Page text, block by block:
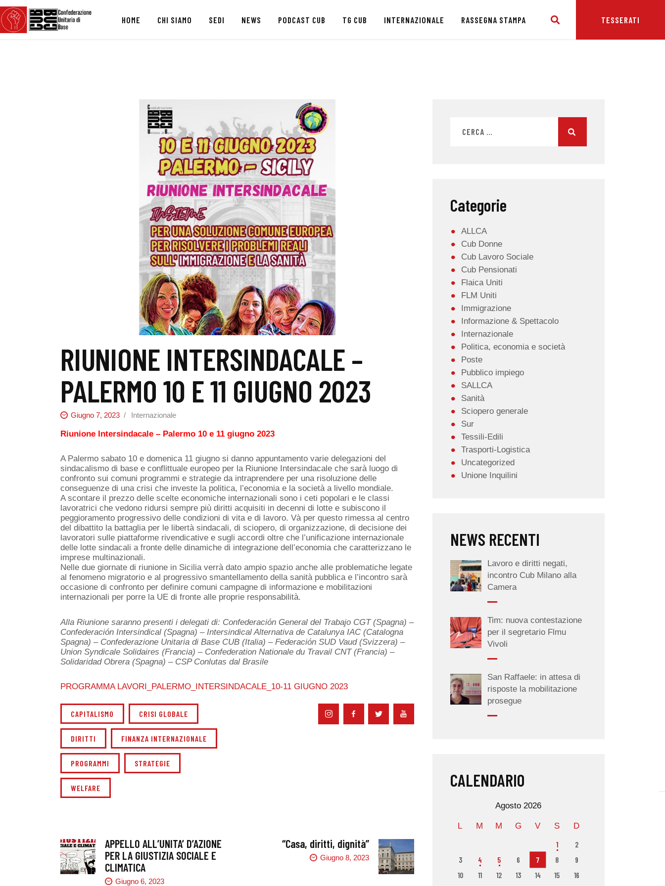
HOME CHI SIAMO SEDI NEWS PODCAST CUB TG CUB INTERNAZIONALE RASSEGNA STAMPA TESSERATI
HOME
CHI SIAMO
PODCAST CUB
TG CUB
INTERNAZIONALE
RASSEGNA STAMPA
RIUNIONE INTERSINDACALE –
PALERMO 10 E 11 GIUGNO 2023
Giugno 7, 2023 Internazionale
Riunione Intersindacale – Palermo 10 e 11 giugno 2023
A Palermo sabato 10 e domenica 11 giugno si danno appuntamento varie delegazioni del
sindacalismo di base e conflittuale europeo per la Riunione Intersindacale che sarà luogo di
confronto sui comuni programmi e strategie da intraprendere per una risoluzione delle
conseguenze di una crisi che investe la politica, l’economia e la società a livello mondiale.
A scontare il prezzo delle scelte economiche internazionali sono i ceti popolari e le classi
lavoratrici che vedono ridursi sempre più diritti acquisiti in decenni di lotte e subiscono il
peggioramento progressivo delle condizioni di vita e di lavoro. Và per questo rimessa al centro
del dibattito la battaglia per le libertà sindacali, di sciopero, di organizzazione, di decisione dei
lavoratori sulle piattaforme rivendicative e sugli accordi oltre che l’unificazione internazionale
delle lotte sindacali a fronte delle dinamiche di integrazione dell’economia che caratterizzano le
imprese multinazionali.
Nelle due giornate di riunione in Sicilia verrà dato ampio spazio anche alle problematiche legate
al fenomeno migratorio e al progressivo smantellamento della sanità pubblica e l’incontro sarà
occasione di confronto per definire comuni campagne di informazione e mobilitazioni
internazionali per porre la UE di fronte alle proprie responsabilità.
Alla Riunione saranno presenti i delegati di: Confederación General del Trabajo CGT (Spagna) –
Confederación Intersindical (Spagna) – Intersindical Alternativa de Catalunya IAC (Catalogna
Spagna) – Confederazione Unitaria di Base CUB (Italia) – Federación SUD Vaud (Svizzera) –
Union Syndicale Solidaires (Francia) – Confederation Nationale du Travail CNT (Francia) –
Solidaridad Obrera (Spagna) – CSP Conlutas dal Brasile
PROGRAMMA LAVORI_PALERMO_INTERSINDACALE_10-11 GIUGNO 2023
CAPITALISMO CRISI GLOBALE
DIRITTI FINANZA INTERNAZIONALE
PROGRAMMI STRATEGIE
WELFARE
APPELLO ALL’UNITA’ D’AZIONE
PER LA GIUSTIZIA SOCIALE E
CLIMATICA
Giugno 6, 2023
“Casa, diritti, dignità”
Giugno 8, 2023
Categorie
ALLCA
Cub Donne
Cub Lavoro Sociale
Cub Pensionati
Flaica Uniti
FLM Uniti
Immigrazione
Informazione & Spettacolo
Internazionale
Politica, economia e società
Poste
Pubblico impiego
SALLCA
Sanità
Sciopero generale
Sur
Tessili-Edili
Trasporti-Logistica
Uncategorized
Unione Inquilini
NEWS RECENTI
Lavoro e diritti negati,
incontro Cub Milano alla
Camera
Tim: nuova contestazione
per il segretario Flmu
Vivoli
San Raffaele: in attesa di
risposte la mobilitazione
prosegue
CALENDARIO
Agosto 2026
L M M G V S D
1
2
3
4 5 6 7 8
9
10
11 12 13 14 15
16